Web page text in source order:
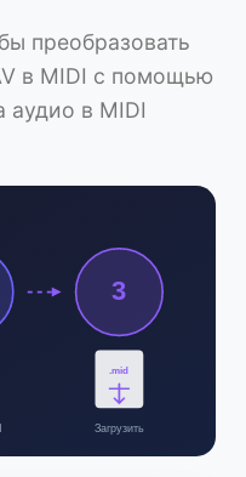
преобразовать
в MIDI с помощью
аудио в MIDI
3
.mid
Загрузить